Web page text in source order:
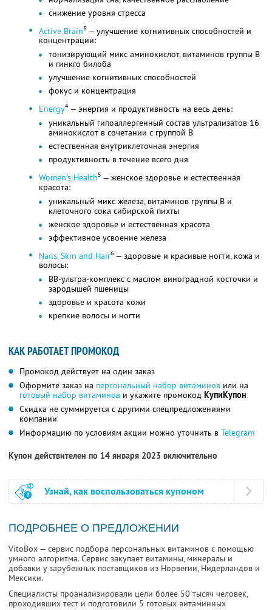
снижение уровня стресса
Active Brain3 — улучшение когнитивных способностей и
концентрации:
тонизирующий микс аминокислот, витаминов группы B
и гинкго билоба
улучшение когнитивных способностей
фокус и концентрация
Energy4— энергия и продуктивность на весь день:
уникальный гипоаллергенный состав ультрализатов 16
аминокислот в сочетании с группой B
естественная внутриклеточная энергия
продуктивность в течение всего дня
Women's Health5 — женское здоровье и естественная
красота:
уникальный микс железа, витаминов группы B и
клеточного сока сибирской пихты
женское здоровье и естественная красота
эффективное усвоение железа
Nails, Skin and Hair6 — здоровые и красивые ногти, кожа и
волосы:
BB-ультра-комплекс с маслом виноградной косточки и
зародышей пшеницы
здоровье и красота кожи
крепкие волосы и ногти
КАК РАБОТАЕТ ПРОМОКОД
Промокод действует на один заказ
Оформите заказ на персональный набор витаминов или на
готовый набор витаминов и укажите промокод КупиКупон
Скидка не суммируется с другими спецпредложениями
компании
Информацию по условиям акции можно уточнить в Telegram
Купон действителен по 14 января 2023 включительно
Узнай, как воспользоваться купоном
ПОДРОБНЕЕ О ПРЕДЛОЖЕНИИ
VitoBox — сервис подбора персональных витаминов с помощью
умного алгоритма. Сервис закупает витамины, минералы и
добавки у зарубежных поставщиков из Норвегии, Нидерландов и
Мексики.
Специалисты проанализировали цели более 50 тысяч человек,
проходивших тест и подготовили 5 готовых витаминных